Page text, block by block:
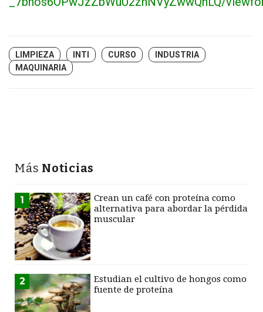
LIMPIEZA INTI CURSO
INDUSTRIA
MAQUINARIA
Más Noticias
1
Crean un café con proteína como
alternativa para abordar la pérdida
muscular
2
Estudian el cultivo de hongos como
fuente de proteína